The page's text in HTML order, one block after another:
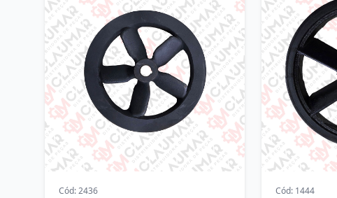
Cód:2436 Cód: 1444